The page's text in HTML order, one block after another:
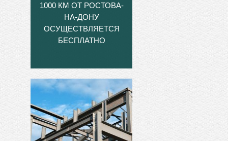
1000 КМ ОТ РОСТОВА-
НА-ДОНУ
ОСУЩЕСТВЛЯЕТСЯ
БЕСПЛАТНО